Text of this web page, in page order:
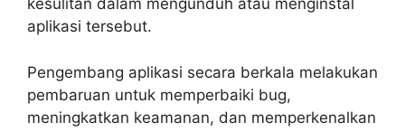
kesulitan dalam mengunduh atau menginstal
aplikasi tersebut.
Pengembang aplikasi secara berkala melakukan
pembaruan untuk memperbaiki bug,
meningkatkan keamanan, dan memperkenalkan